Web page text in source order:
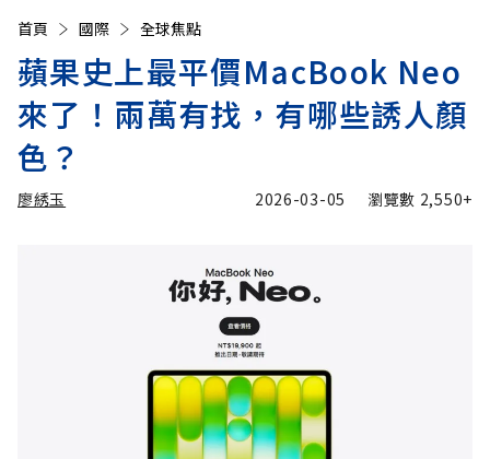
首頁 國際 全球焦點
蘋果史上最平價MacBook Neo
來了！兩萬有找，有哪些誘人顏
色？
廖綉玉 2026-03-05 瀏覽數 2,550+